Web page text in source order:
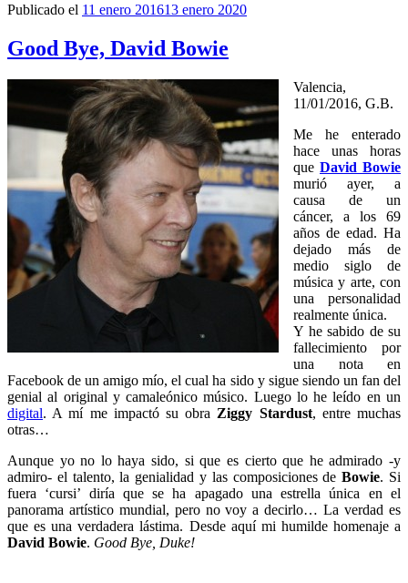
Publicado el 11 enero 201613 enero 2020
Good Bye, David Bowie
Valencia,
11/01/2016, G.B.
Me he enterado
hace unas horas
que David Bowie
murió ayer, a
causa de un
cáncer, a los 69
años de edad. Ha
dejado más de
medio siglo de
música y arte, con
una personalidad
realmente única.
Y he sabido de su
fallecimiento por
una nota en
Facebook de un amigo mío, el cual ha sido y sigue siendo un fan del
genial al original y camaleónico músico. Luego lo he leído en un
digital. A mí me impactó su obra Ziggy Stardust, entre muchas
otras…
Aunque yo no lo haya sido, si que es cierto que he admirado -y
admiro- el talento, la genialidad y las composiciones deBowie. Si
fuera ‘cursi’ diría que se ha apagado una estrella única en el
panorama artístico mundial, pero no voy a decirlo… La verdad es
que es una verdadera lástima. Desde aquí mi humilde homenaje a
David Bowie. Good Bye, Duke!